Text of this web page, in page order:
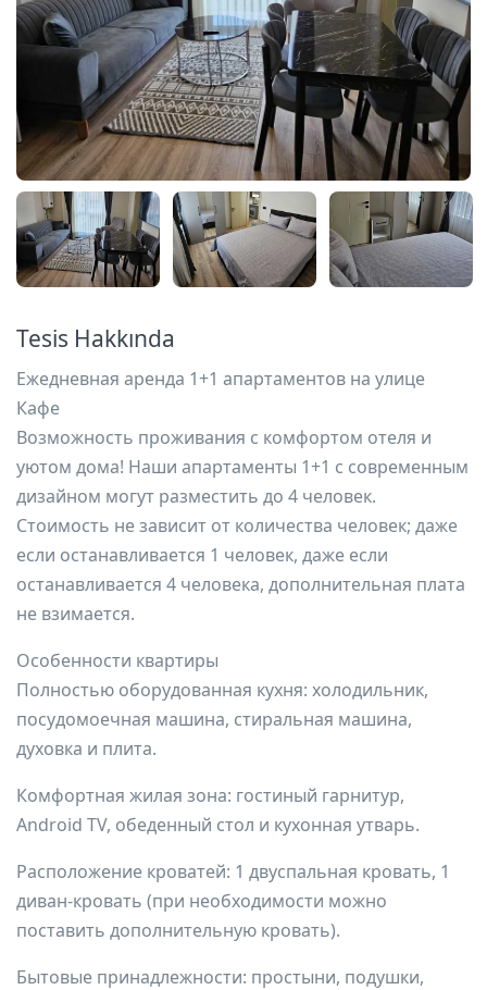
Tesis Hakkında
Ежедневная аренда 1+1 апартаментов на улице
Кафе
Возможность проживания с комфортом отеля и
уютом дома! Наши апартаменты 1+1 с современным
дизайном могут разместить до 4 человек.
Стоимость не зависит от количества человек; даже
если останавливается 1 человек, даже если
останавливается 4 человека, дополнительная плата
не взимается.
Особенности квартиры
Полностью оборудованная кухня: холодильник,
посудомоечная машина, стиральная машина,
духовка и плита.
Комфортная жилая зона: гостиный гарнитур,
Android TV, обеденный стол и кухонная утварь.
Расположение кроватей: 1 двуспальная кровать, 1
диван-кровать (при необходимости можно
поставить дополнительную кровать).
Бытовые принадлежности: простыни, подушки,